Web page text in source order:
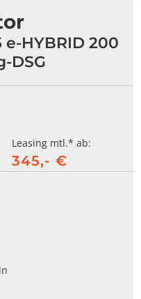
e-HYBRID 200
DSG
Leasing mtl.* ab:
345,- €